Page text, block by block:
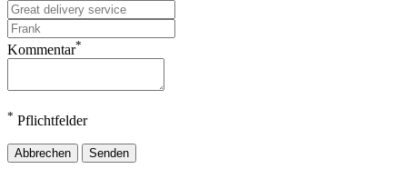
Kommentar*
* Pflichtfelder
Abbrechen Senden